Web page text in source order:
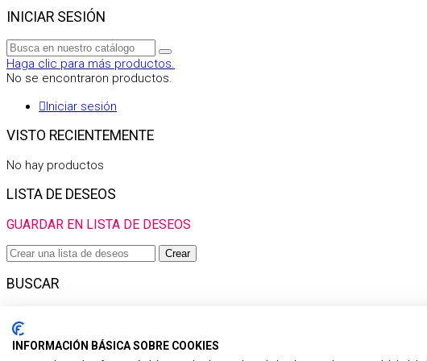
INICIAR SESIÓN
Haga clic para más productos.
No se encontraron productos.
Iniciar sesión
VISTO RECIENTEMENTE
No hay productos
LISTA DE DESEOS
GUARDAR EN LISTA DE DESEOS
Crear
BUSCAR
Haga clic para más productos.
No se encontraron productos.
INFORMACIÓN BÁSICA SOBRE COOKIES